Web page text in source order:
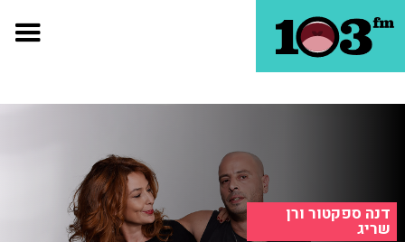
דנה ספקטור ורן
שריג